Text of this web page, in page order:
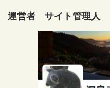
運営者 サイト管理人